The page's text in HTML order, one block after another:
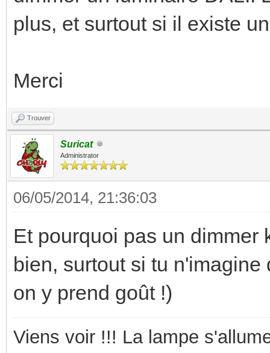
plus, et surtout si il existe
Merci
Trouver
Suricat
Administrator
06/05/2014, 21:36:03
Et pourquoi pas un dimmer
bien, surtout si tu
on y prend goût !)
Viens voir !!! La lampe